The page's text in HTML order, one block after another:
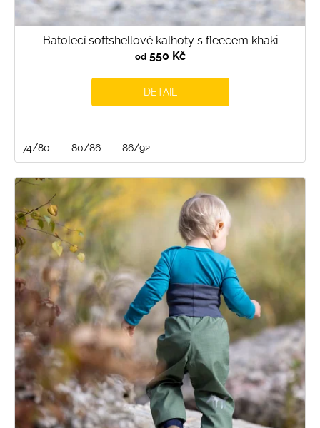
Batolecí softshellové kalhoty s fleecem khaki
od550 Kč
DETAIL
74/80 80/86 86/92